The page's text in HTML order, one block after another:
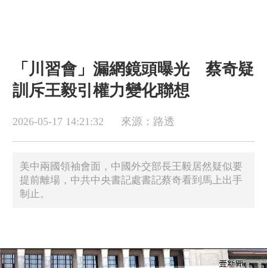
「川習會」漏網鏡頭曝光 蔡奇疑
訓斥王毅引權力變化聯想
2026-05-17 14:21:32 來源：路透
美中兩國領袖會面，中國外交部長王毅居然疑似要
提前離場，中共中央書記處書記蔡奇看到馬上出手
制止。